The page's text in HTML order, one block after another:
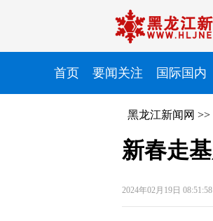
首页 要闻关注 国际国内
黑龙江新闻网 >>
新春走
2024年02月19日 08:51:58